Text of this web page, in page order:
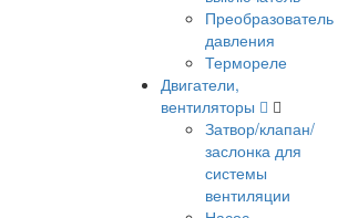
Преобразователь
давления
Термореле
Двигатели,
вентиляторы
Затвор/клапан/
заслонка для
системы
вентиляции